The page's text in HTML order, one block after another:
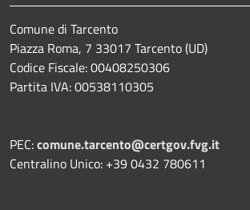
Comune di Tarcento
Piazza Roma, 7 33017 Tarcento (UD)
Codice Fiscale: 00408250306
Partita IVA: 00538110305
PEC:comune.tarcento@certgov.fvg.it
Centralino Unico: +39 0432 780611